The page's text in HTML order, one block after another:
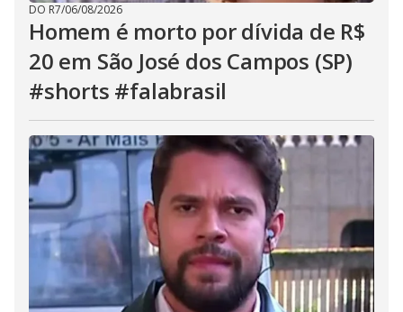
DO R7/06/08/2026
Homem é morto por dívida de R$
20 em São José dos Campos (SP)
#shorts #falabrasil